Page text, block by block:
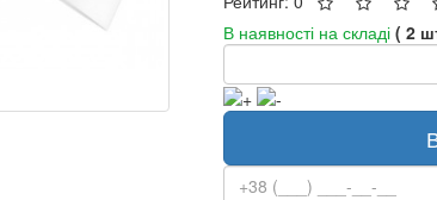
В наявності на складі ( 2